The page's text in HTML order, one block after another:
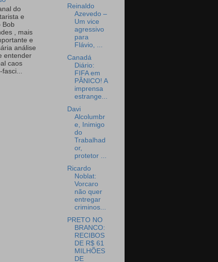
do
e
Bob
, mais
e
análise
entender
caos
Reinaldo
Azevedo –
Um vice
agressivo
para
Flávio, ...
Canadá
Diário:
FIFA em
PÂNICO! A
imprensa
estrange...
Davi
Alcolumbr
e, Inimigo
do
Trabalhad
or,
protetor ...
Ricardo
Noblat:
Vorcaro
não quer
entregar
criminos...
PRETO NO
BRANCO:
RECIBOS
DE R$ 61
MILHÕES
DE